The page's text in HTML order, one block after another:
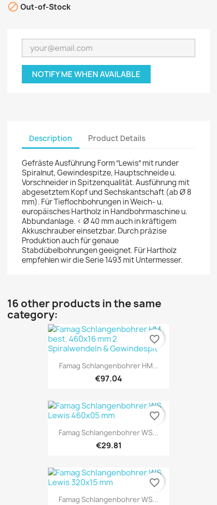
 Out-of-Stock
NOTIFY ME WHEN AVAILABLE
Description Product Details
Gefräste Ausführung Form ″Lewis″ mit runder
Spiralnut, Gewindespitze, Hauptschneide u.
Vorschneider in Spitzenqualität. Ausführung mit
abgesetztem Kopf und Sechskantschaft (ab Ø 8
mm). Für Tieflochbohrungen in Weich- u.
europäisches Hartholz in Handbohrmaschine u.
Abbundanlage. < Ø 40 mm auch in kräftigem
Akkuschrauber einsetzbar. Durch präzise
Produktion auch für genaue
Stabdübelbohrungen geeignet. Für Hartholz
empfehlen wir die Serie 1493 mit Untermesser.
16 other products in the same
category:
Famag Schlangenbohrer HM...
€97.04
favorite_border
Famag Schlangenbohrer WS...
€29.81
favorite_border
Famag Schlangenbohrer WS...
favorite_border